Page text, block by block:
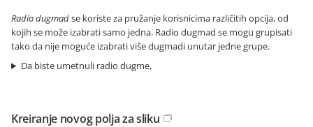
Radio dugmadse koriste za pružanje korisnicima različitih opcija, od
kojih se može izabrati samo jedna. Radio dugmad se mogu grupisati
tako da nije moguće izabrati više dugmadi unutar jedne grupe.
Da biste umetnuli radio dugme,
Kreiranje novog polja za sliku